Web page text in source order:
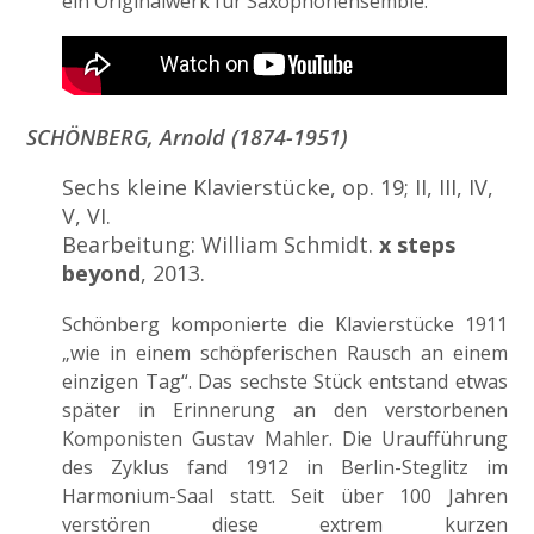
SCHÖNBERG, Arnold (1874-1951)
Sechs kleine Klavierstücke, op. 19; II, III, IV,
V, VI.
Bearbeitung: William Schmidt.x steps
beyond, 2013.
Schönberg komponierte die Klavierstücke 1911
„wie in einem schöpferischen Rausch an einem
einzigen Tag“. Das sechste Stück entstand etwas
später in Erinnerung an den verstorbenen
Komponisten Gustav Mahler. Die Uraufführung
des Zyklus fand 1912 in Berlin-Steglitz im
Harmonium-Saal statt. Seit über 100 Jahren
verstören diese extrem kurzen